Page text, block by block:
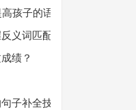
孩子的语言表达能力？
义词匹配？
绩？
子补全技巧？